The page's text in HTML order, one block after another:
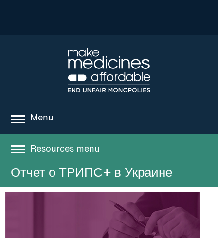
Menu
about
where we work
news
Resources menu
Resources
Best practices and models
Community publications
Отчет о ТРИПС+ в Украине